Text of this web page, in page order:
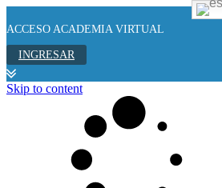
ACCESO ACADEMIA VIRTUAL
INGRESAR
Skip to content